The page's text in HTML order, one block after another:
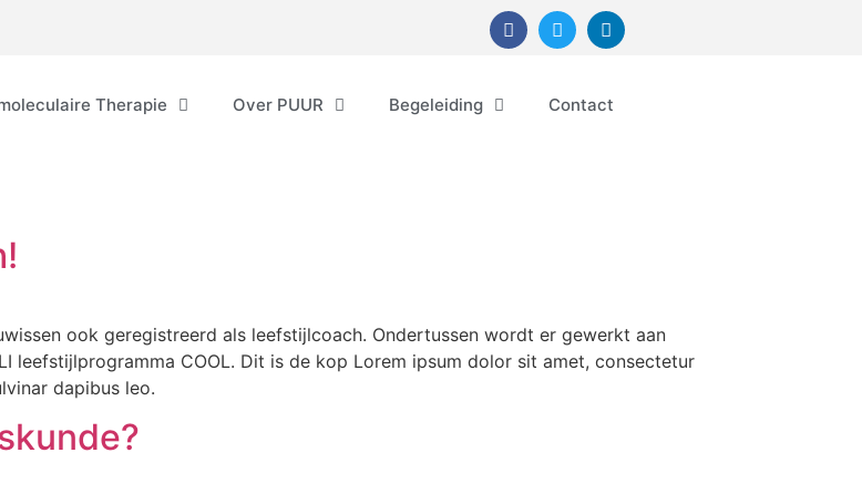
Therapie Over PUUR Begeleiding Contact
ook geregistreerd als leefstijlcoach. Ondertussen wordt er gewerkt aan
leefstijlprogramma COOL. Dit is de kop Lorem ipsum dolor sit amet, consectetur
dapibus leo.